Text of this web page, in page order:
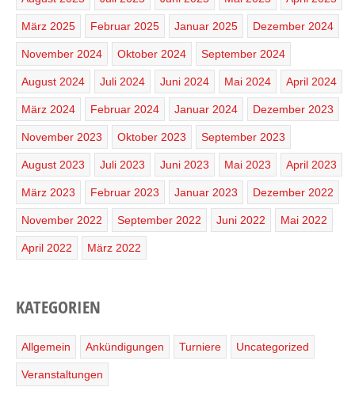
März 2025 Februar 2025 Januar 2025 Dezember 2024
November 2024 Oktober 2024 September 2024
August 2024 Juli 2024 Juni 2024 Mai 2024 April 2024
März 2024 Februar 2024 Januar 2024 Dezember 2023
November 2023 Oktober 2023 September 2023
August 2023 Juli 2023 Juni 2023 Mai 2023 April 2023
März 2023 Februar 2023 Januar 2023 Dezember 2022
November 2022 September 2022 Juni 2022 Mai 2022
April 2022 März 2022
KATEGORIEN
Allgemein Ankündigungen Turniere Uncategorized
Veranstaltungen